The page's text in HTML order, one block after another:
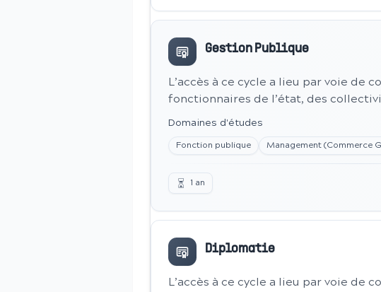
Gestion Publique
L’accès à ce cycle a lieu par voie de
fonctionnaires de l’état, des
Domaines d'études
Fonction publique Management (Commerce
1 an
Diplomatie
L’accès à ce cycle a lieu par voie de